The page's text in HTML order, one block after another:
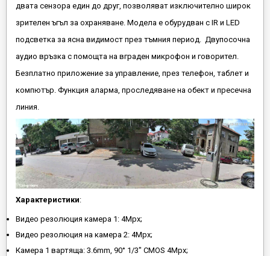
двата сензора един до друг, позволяват изключително широк
зрителен ъгъл за охраняване. Модела е обурудван с IR и LED
подсветка за ясна видимост през тъмния период. Двупосочна
аудио връзка с помощта на вграден микрофон и говорител.
Безплатно приложение за управление, през телефон, таблет и
компютър. Функция аларма, проследяване на обект и пресечна
линия.
Характеристики:
Видео резолюция камера 1: 4Mpx;
Видео резолюция на камера 2: 4Mpx;
Камера 1 вартяща: 3.6mm, 90° 1/3" CMOS 4Mpx;